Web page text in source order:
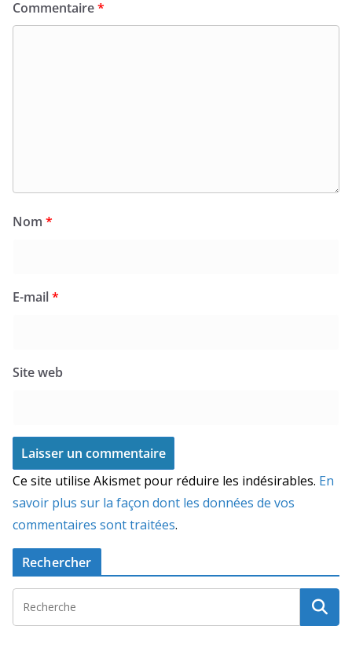
Commentaire*
Nom *
E-mail*
Site web
Ce site utilise Akismet pour réduire les indésirables. En
savoir plus sur la façon dont les données de vos
commentaires sont traitées.
Rechercher